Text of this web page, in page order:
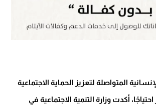
المتواصلة لتعزيز الحماية الاجتماعية
أكدت وزارة التنمية الاجتماعية في